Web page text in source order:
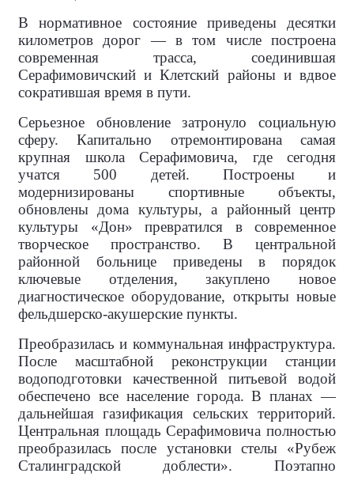
В нормативное состояние приведены десятки
километров дорог — в том числе построена
современная трасса, соединившая
Серафимовичский и Клетский районы и вдвое
сократившая время в пути.
Серьезное обновление затронуло социальную
сферу. Капитально отремонтирована самая
крупная школа Серафимовича, где сегодня
учатся 500 детей. Построены и
модернизированы спортивные объекты,
обновлены дома культуры, а районный центр
культуры «Дон» превратился в современное
творческое пространство. В центральной
районной больнице приведены в порядок
ключевые отделения, закуплено новое
диагностическое оборудование, открыты новые
фельдшерско-акушерские пункты.
Преобразилась и коммунальная инфраструктура.
После масштабной реконструкции станции
водоподготовки качественной питьевой водой
обеспечено все население города. В планах —
дальнейшая газификация сельских территорий.
Центральная площадь Серафимовича полностью
преобразилась после установки стелы «Рубеж
Сталинградской доблести». Поэтапно